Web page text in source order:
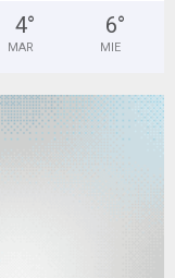
4°
MAR
6°
MIE